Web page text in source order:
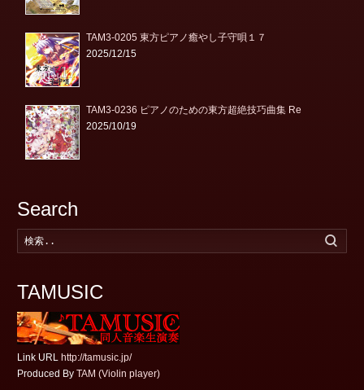
TAM3-0205 東方ピアノ癒やし子守唄１７
2025/12/15
TAM3-0236 ピアノのための東方超絶技巧曲集 Re
2025/10/19
Search
索
TAMUSIC
Link URLhttp://tamusic.jp/
Produced ByTAM (Violin player)